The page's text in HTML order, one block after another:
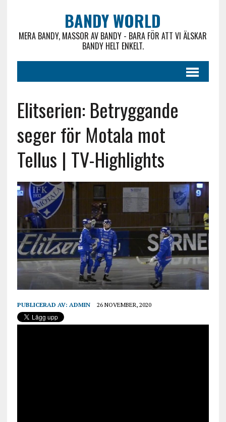
BANDY WORLD
MERA BANDY, MASSOR AV BANDY - BARA FÖR ATT VI ÄLSKAR
BANDY HELT ENKELT.
Elitserien: Betryggande
seger för Motala mot
Tellus | TV-Highlights
PUBLICERAD AV: ADMIN 26 NOVEMBER, 2020